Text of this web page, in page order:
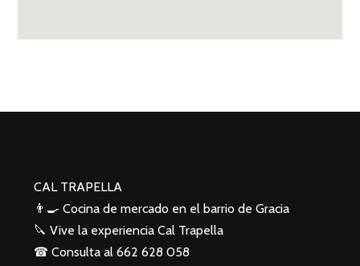
CAL TRAPELLA
👨‍🍳 Cocina de mercado en el barrio de Gracia
🔪 Vive la experiencia Cal Trapella
☎️ Consulta al 662 628 058